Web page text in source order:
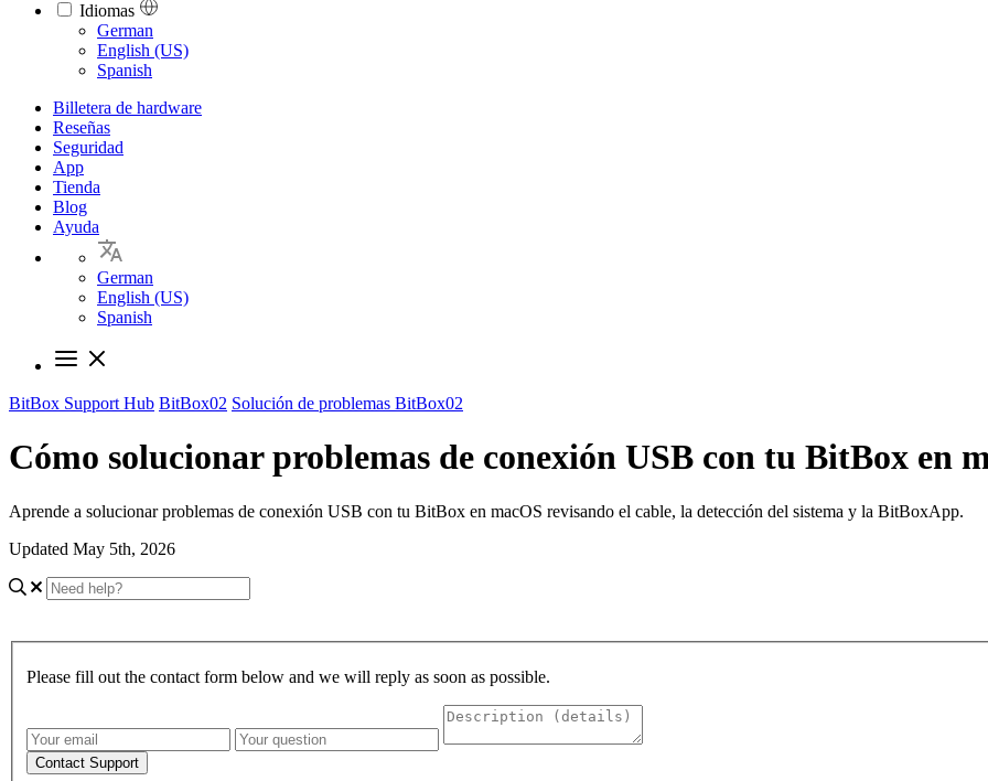
Idiomas
Languages
German
English (US)
Spanish
Billetera de hardware
Reseñas
Seguridad
App
Tienda
Blog
Ayuda
German
English (US)
Spanish
BitBox Support Hub BitBox02 Solución de problemas BitBox02
Cómo solucionar problemas de conexión USB con tu BitBox en
Aprende a solucionar problemas de conexión USB con tu BitBox en macOS revisando el cable, la detección del sistema y la BitBoxApp.
Updated May 5th, 2026
Please fill out the contact form below and we will reply as soon as possible.
Contact Support